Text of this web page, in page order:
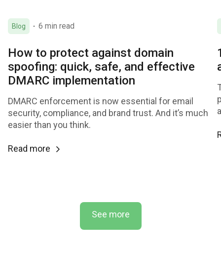
Blog 6 min read
How to protect against domain
spoofing: quick, safe, and effective
DMARC implementation
DMARC enforcement is now essential for email
security, compliance, and brand trust. And it’s much
easier than you think.
Read more
See more